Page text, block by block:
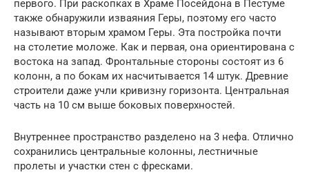
первого. При раскопках в Храме Посейдона в Пестуме
также обнаружили изваяния Геры, поэтому его часто
называют вторым храмом Геры. Эта постройка почти
на столетие моложе. Как и первая, она ориентирована с
востока на запад. Фронтальные стороны состоят из 6
колонн, а по бокам их насчитывается 14 штук. Древние
строители даже учли кривизну горизонта. Центральная
часть на 10 см выше боковых поверхностей.
Внутреннее пространство разделено на 3 нефа. Отлично
сохранились центральные колонны, лестничные
пролеты и участки стен с фресками.